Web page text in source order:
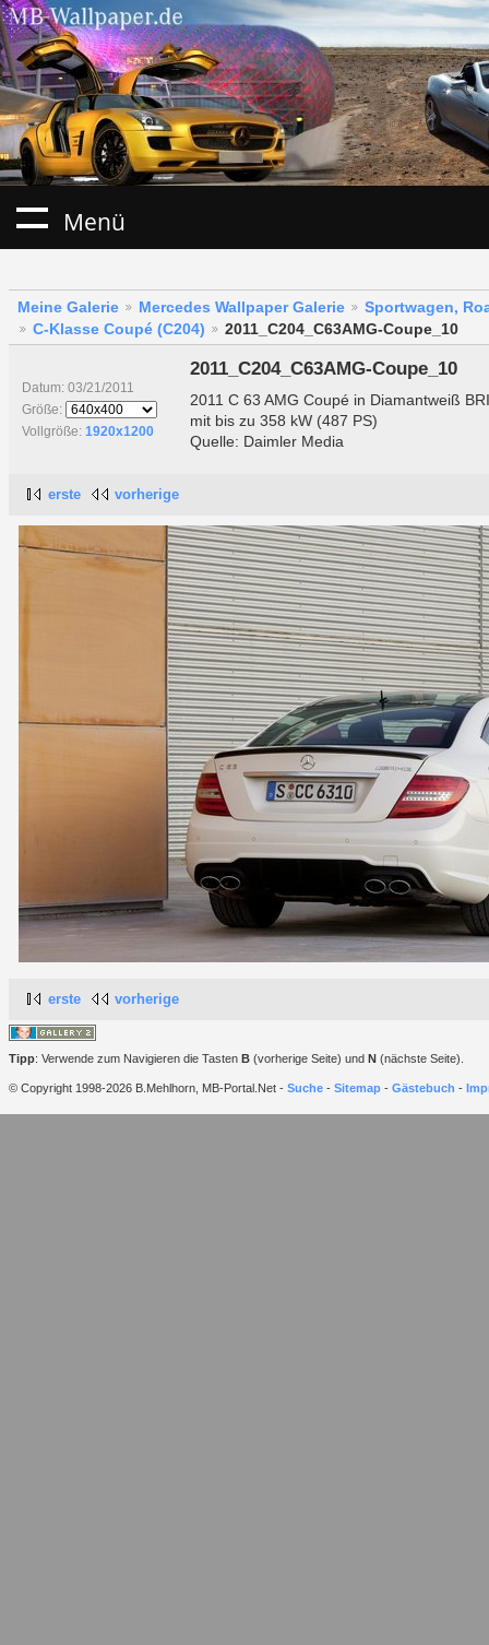
Menü
Meine Galerie Mercedes Wallpaper Galerie
Sportwagen,
C-Klasse Coupé (C204)
2011_C204_C63AMG-Coupe_10
Datum: 03/21/2011
Größe:
Vollgröße: 1920x1200
2011_C204_C63AMG-Coupe_10
2011 C 63 AMG Coupé in Diamantweiß
mit bis zu 358 kW (487 PS)
Quelle: Daimler Media
erste vorherige
erste vorherige
Tipp: Verwende zum Navigieren die Tasten B (vorherige Seite) und N (nächste Seite).
© Copyright 1998-2026 B.Mehlhorn, MB-Portal.Net - Suche - Sitemap - Gästebuch -